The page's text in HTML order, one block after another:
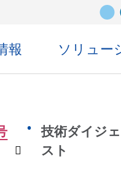
ビ
報 ソリュー
ドロップダウン
技術ダイジェ
スト